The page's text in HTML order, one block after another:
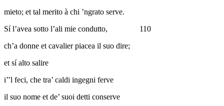
mieto; et tal merito à chi ’ngrato serve.
Sí l’avea sotto l’ali mie condutto, 110
ch’a donne et cavalier piacea il suo dire;
et sí alto salire
i’’l feci, che tra’ caldi ingegni ferve
il suo nome et de’ suoi detti conserve